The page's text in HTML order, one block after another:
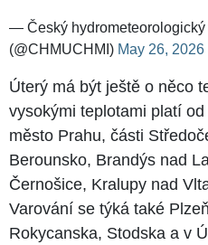
— Český hydrometeorologický
(@CHMUCHMI) May 26, 2026
Úterý má být ještě o něco
vysokými teplotami platí
město Prahu, části
Berounsko, Brandýs nad
Černošice, Kralupy nad
Varování se týká také
Rokycanska, Stodska a v